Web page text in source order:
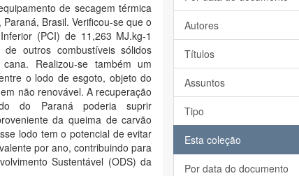
de secagem térmica
Brasil. Verificou-se que o
(PCI) de 11,263 MJ.kg-1
outros combustíveis sólidos
Realizou-se também um
o lodo de esgoto, objeto do
não renovável. A recuperação
do Paraná poderia suprir
da queima de carvão
lodo tem o potencial de evitar
por ano, contribuindo para
Sustentável (ODS) da
Autores
Títulos
Assuntos
Tipo
Esta coleção
Por data do documento